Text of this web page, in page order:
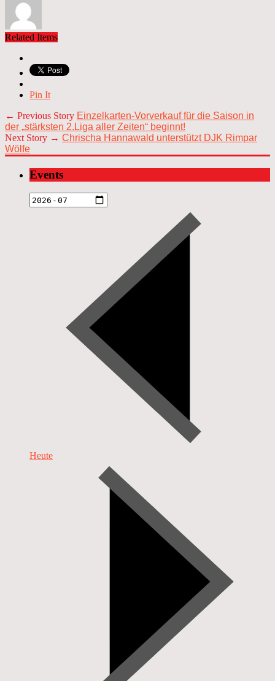
Related Items
Pin It
← Previous Story Einzelkarten-Vorverkauf für die Saison in
der „stärksten 2.Liga aller Zeiten“ beginnt!
Next Story → Chrischa Hannawald unterstützt DJK Rimpar
Wölfe
Events
Heute